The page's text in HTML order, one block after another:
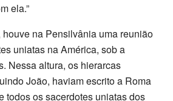
ela.”
na Pensilvânia uma reunião
uniatas na América, sob a
Nessa altura, os hierarcas
João, haviam escrito a Roma
todos os sacerdotes uniatas dos